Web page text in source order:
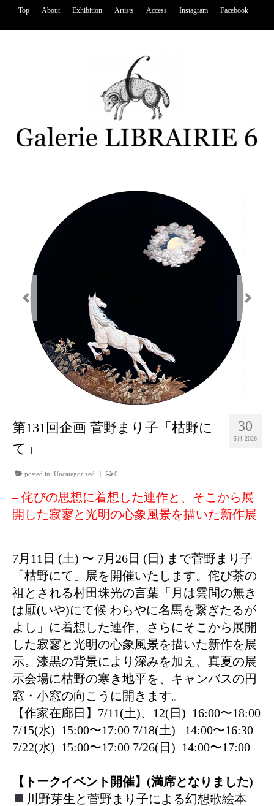
Top About Exhibition Artists Access Instagram Facebook
30
5月 2026
第131回企画 菅野まり子「枯野に
て」
posted in: Uncategorized | 0
– 侘びの思想に着想した連作と、そこから展
開した寂寥と光明の心象風景を描いた新作展
–
7月11日 (土) 〜 7月26日 (日) まで菅野まり子
「枯野にて」展を開催いたします。侘び茶の
祖とされる村田珠光の言葉「月は雲間の無き
は厭(いや)にて候 わらやに名馬を繋ぎたるが
よし」に着想した連作、さらにそこから展開
した寂寥と光明の心象風景を描いた新作を展
示。漆黒の背景により深みを加え、真夏の展
示会場に枯野の寒き地平を、キャンバスの円
窓・小窓の向こうに開きます。
【作家在廊日】7/11(土)、12(日) 16:00〜18:00
7/15(水) 15:00〜17:00 7/18(土) 14:00〜16:30
7/22(水) 15:00〜17:00 7/26(日) 14:00〜17:00
【トークイベント開催】(満席となりました)
川野芽生と菅野まり子による幻想歌絵本